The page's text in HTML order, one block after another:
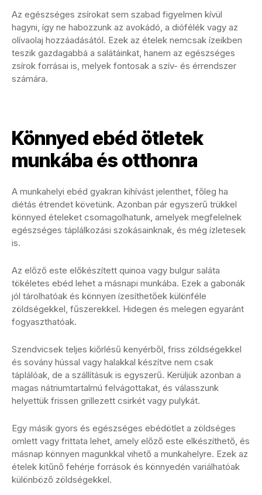
Az egészséges zsírokat sem szabad figyelmen kívül
hagyni, így ne habozzunk az avokádó, a diófélék vagy az
olívaolaj hozzáadásától. Ezek az ételek nemcsak ízeikben
teszik gazdagabbá a salátáinkat, hanem az egészséges
zsírok forrásai is, melyek fontosak a szív- és érrendszer
számára.
Könnyed ebéd ötletek
munkába és otthonra
A munkahelyi ebéd gyakran kihívást jelenthet, főleg ha
diétás étrendet követünk. Azonban pár egyszerű trükkel
könnyed ételeket csomagolhatunk, amelyek megfelelnek
egészséges táplálkozási szokásainknak, és még ízletesek
is.
Az előző este előkészített quinoa vagy bulgur saláta
tökéletes ebéd lehet a másnapi munkába. Ezek a gabonák
jól tárolhatóak és könnyen ízesíthetőek különféle
zöldségekkel, fűszerekkel. Hidegen és melegen egyaránt
fogyaszthatóak.
Szendvicsek teljes kiőrlésű kenyérből, friss zöldségekkel
és sovány hússal vagy halakkal készítve nem csak
táplálóak, de a szállításuk is egyszerű. Kerüljük azonban a
magas nátriumtartalmú felvágottakat, és válasszunk
helyettük frissen grillezett csirkét vagy pulykát.
Egy másik gyors és egészséges ebédötlet a zöldséges
omlett vagy frittata lehet, amely előző este elkészíthető, és
másnap könnyen magunkkal vihető a munkahelyre. Ezek az
ételek kitűnő fehérje források és könnyedén variálhatóak
különböző zöldségekkel.